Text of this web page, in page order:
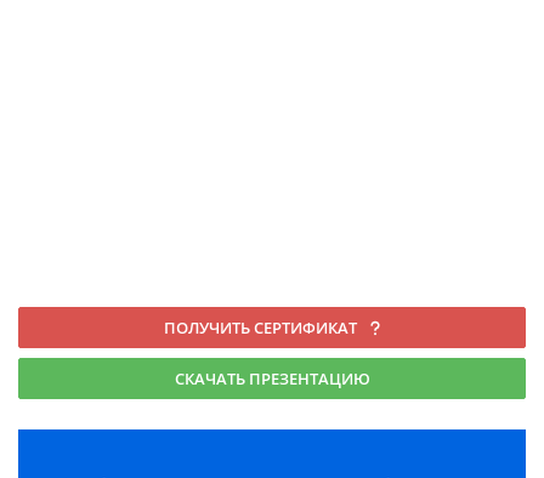
ПОЛУЧИТЬ СЕРТИФИКАТ
СКАЧАТЬ ПРЕЗЕНТАЦИЮ